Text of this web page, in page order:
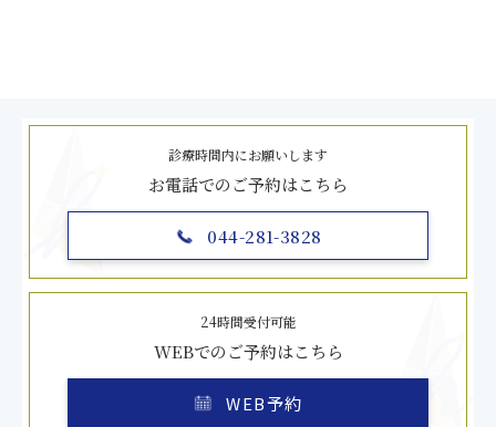
診療時間内にお願いします
お電話でのご予約はこちら
044-281-3828
24時間受付可能
WEBでのご予約はこちら
WEB予約